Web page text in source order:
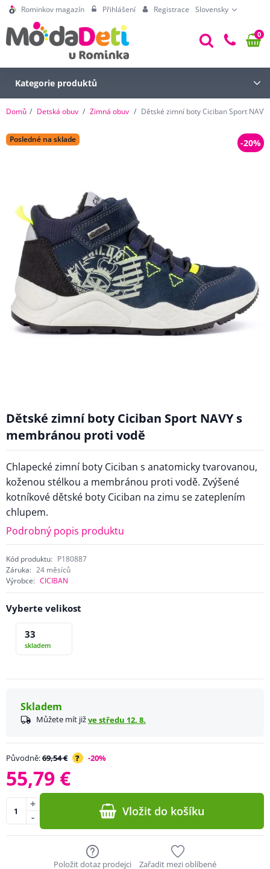
Rominkov magazín Přihlášení Registrace Slovensky
0
Kategorie produktů
Domů Detská obuv Zimná obuv Dětské zimní boty Ciciban Sport
Posledné na sklade -20%
Dětské zimní boty Ciciban Sport NAVY s
membránou proti vodě
Chlapecké zimní boty Ciciban s anatomicky tvarovanou,
koženou stélkou a membránou proti vodě. Zvýšené
kotníkové dětské boty Ciciban na zimu se zateplením
chlupem.
Podrobný popis produktu
Kód produktu: P180887
Záruka: 24 měsíců
Výrobce: CICIBAN
Vyberte velikost
33
skladem
Skladem
Můžete mít jižve středu 12. 8.
Původně:69,54 € ? -20%
55,79 €
-
+ Vložit do košíku
Položit dotaz prodejci Zařadit mezi oblíbené